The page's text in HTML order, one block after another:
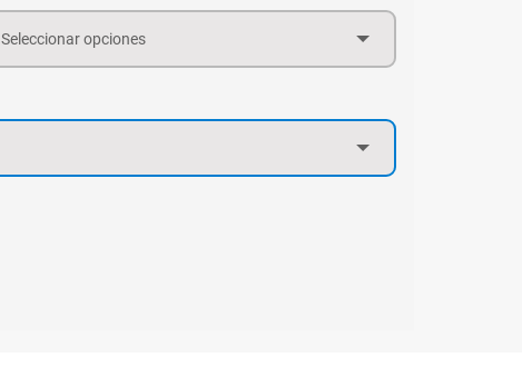
Seleccionar opciones